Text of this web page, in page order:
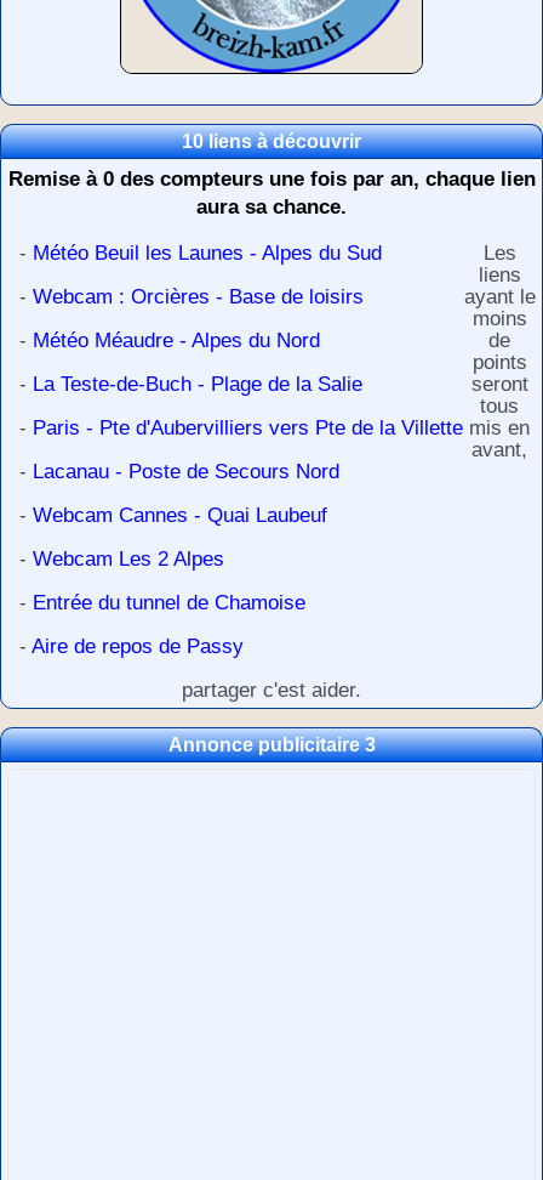
10 liens à découvrir
Remise à 0 des compteurs une fois par an, chaque lien
aura sa chance.
- Météo Beuil les Launes - Alpes du Sud
- Webcam : Orcières - Base de loisirs
- Météo Méaudre - Alpes du Nord
- La Teste-de-Buch - Plage de la Salie
- Paris - Pte d'Aubervilliers vers Pte de la Villette
- Lacanau - Poste de Secours Nord
- Webcam Cannes - Quai Laubeuf
- Webcam Les 2 Alpes
- Entrée du tunnel de Chamoise
- Aire de repos de Passy
Les
liens
ayant le
moins
de
points
seront
tous
mis en
avant,
partager c'est aider.
Annonce publicitaire 3